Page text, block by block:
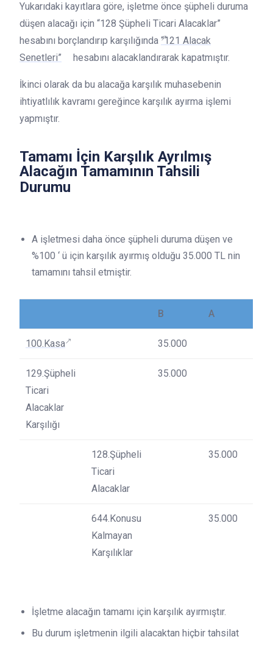
Yukarıdaki kayıtlara göre, işletme önce şüpheli duruma
düşen alacağı için “128 Şüpheli Ticari Alacaklar”
hesabını borçlandırıp karşılığında “121 Alacak
Senetleri”
hesabını alacaklandırarak kapatmıştır.
İkinci olarak da bu alacağa karşılık muhasebenin
ihtiyatlılık kavramı gereğince karşılık ayırma işlemi
yapmıştır.
Tamamı İçin Karşılık Ayrılmış
Alacağın Tamamının Tahsili
Durumu
A işletmesi daha önce şüpheli duruma düşen ve
%100 ‘ ü için karşılık ayırmış olduğu 35.000 TL nin
tamamını tahsil etmiştir.
B A
100.Kasa 35.000
129.Şüpheli
Ticari
Alacaklar
Karşılığı
35.000
128.Şüpheli
Ticari
Alacaklar
35.000
644.Konusu
Kalmayan
Karşılıklar
35.000
İşletme alacağın tamamı için karşılık ayırmıştır.
Bu durum işletmenin ilgili alacaktan hiçbir tahsilat